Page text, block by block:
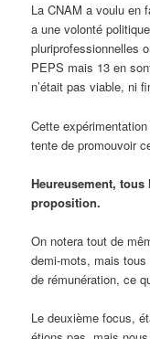
La CNAM a voulu en
a une volonté
pluriprofessionnelles
PEPS mais 13 en
n’était pas viable, ni
Cette
tente de promouvoir
Heureusement,
proposition.
On notera tout de
demi-mots, mais
de rémunération, ce
Le deuxième focus,